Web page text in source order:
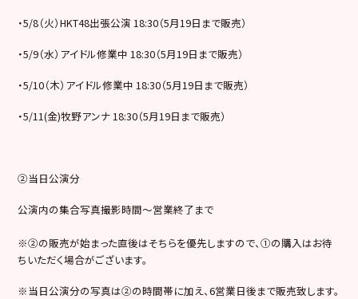
・5/8（火）HKT48出張公演 18:30（5月19日まで販売）
・5/9（水）アイドル修業中 18:30（5月19日まで販売）
・5/10（木）アイドル修業中 18:30（5月19日まで販売）
・5/11(金)牧野アンナ 18:30（5月19日まで販売）
②当日公演分
公演内の集合写真撮影時間～営業終了まで
※②の販売が始まった直後はそちらを優先しますので、①の購入はお待
ちいただく場合がございます。
※当日公演分の写真は②の時間帯に加え、6営業日後まで販売致します。